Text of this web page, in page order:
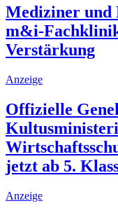
Mediziner und
m&i-
Verstärkung
Anzeige
Offizielle
jetzt ab 5.
Anzeige